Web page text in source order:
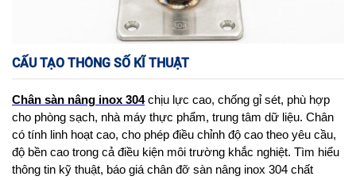
CẤU TẠO THÔNG SỐ KĨ THUẬT
Chân sàn nâng inox 304 chịu lực cao, chống gỉ sét, phù hợp
cho phòng sạch, nhà máy thực phẩm, trung tâm dữ liệu. Chân
có tính linh hoạt cao, cho phép điều chỉnh độ cao theo yêu cầu,
độ bền cao trong cả điều kiện môi trường khắc nghiệt. Tìm hiểu
thông tin kỹ thuật, báo giá chân đỡ sàn nâng inox 304 chất